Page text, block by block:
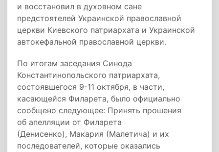
и восстановил в духовном сане
предстоятелей Украинской православной
церкви Киевского патриархата и Украинской
автокефальной православной церкви.
По итогам заседания Синода
Константинопольского патриархата,
состоявшегося 9-11 октября, в части,
касающейся Филарета, было официально
сообщено следующее: Принять прошения
об апелляции от Филарета
(Денисенко), Макария (Малетича) и их
последователей, которые оказались